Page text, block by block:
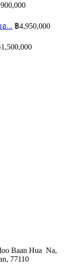
... ฿4,950,000
Baan Hua Na,
77110